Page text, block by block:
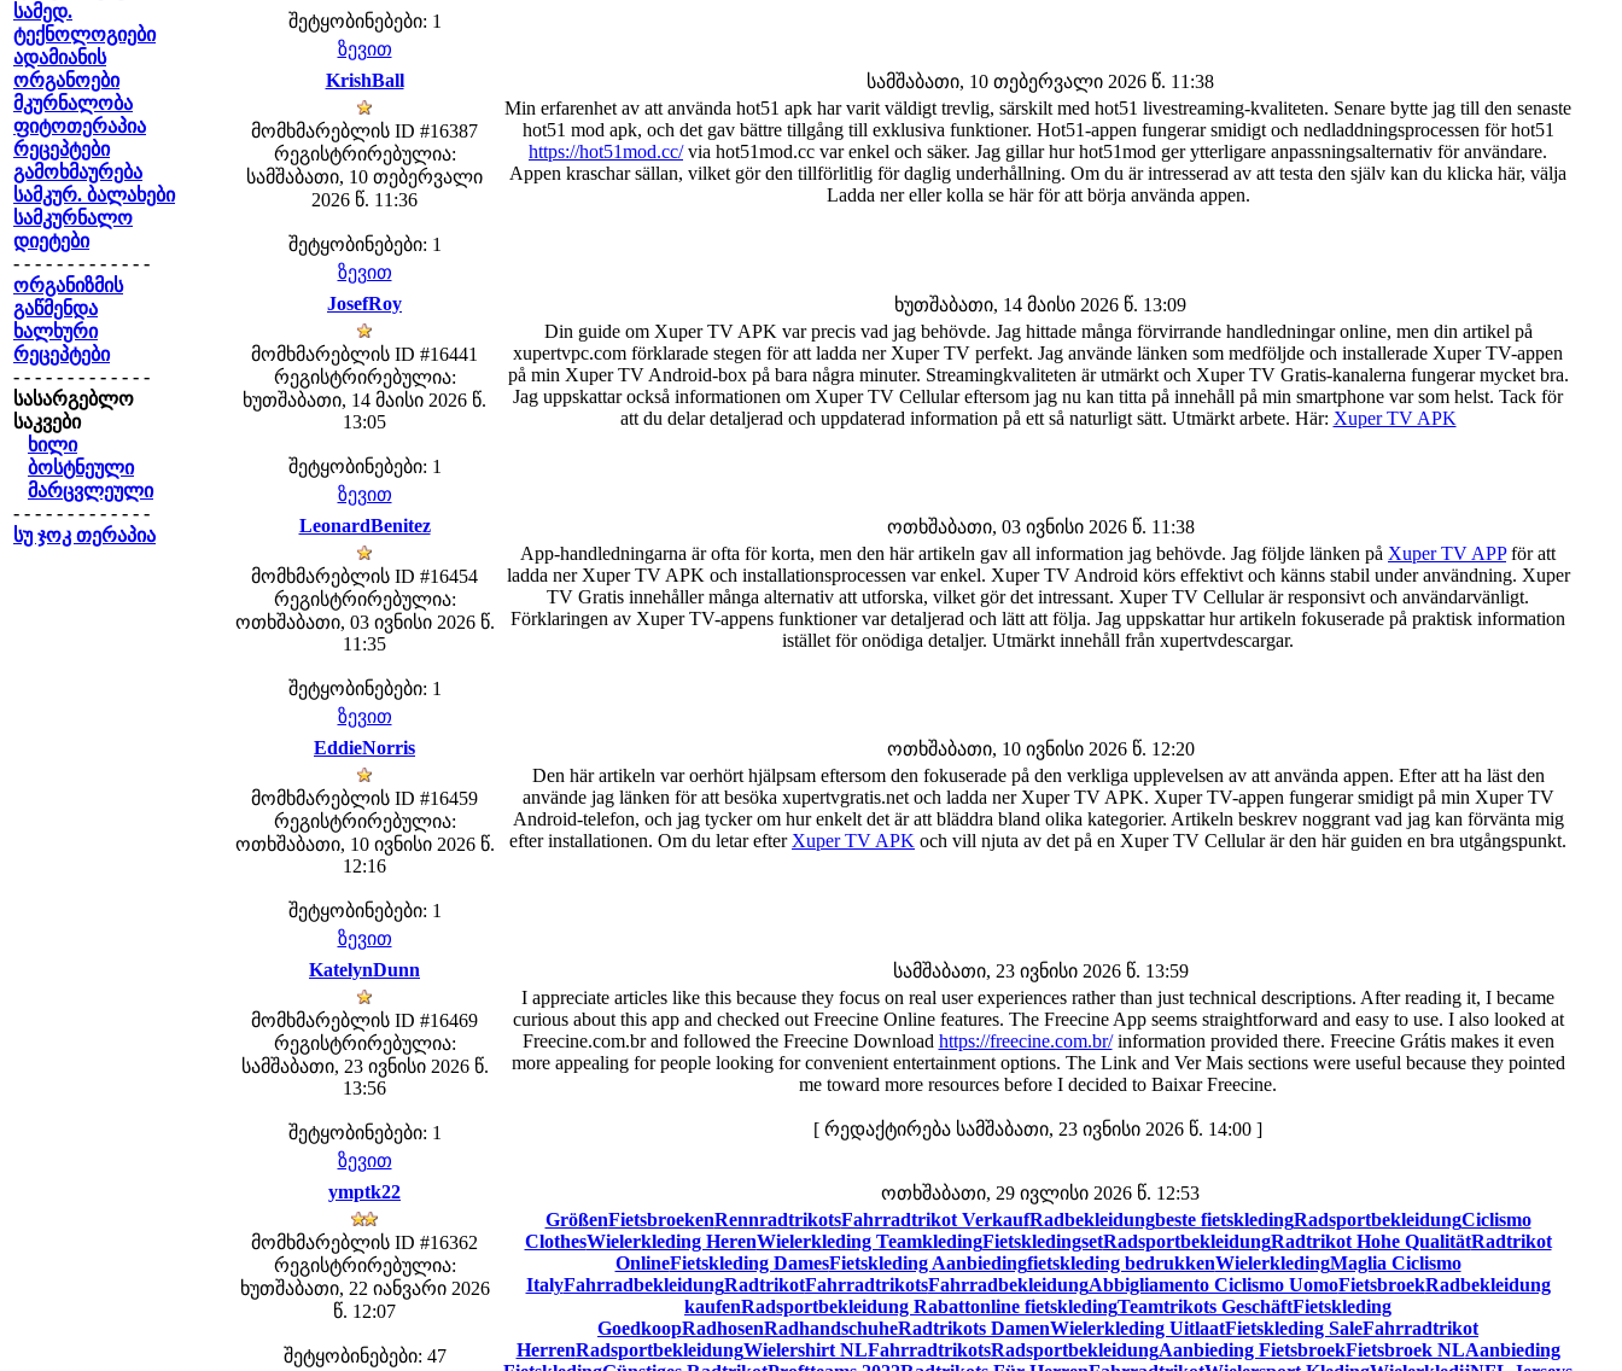
სამედ.
ტექნოლოგიები
ადამიანის
ორგანოები
მკურნალობა
ფიტოთერაპია
რეცეპტები
გამოხმაურება
სამკურ. ბალახები
სამკურნალო
დიეტები
- - - - - - - - - - - - -
ორგანიზმის
გაწმენდა
ხალხური
რეცეპტები
- - - - - - - - - - - - -
სასარგებლო
საკვები
ხილი
ბოსტნეული
მარცვლეული
- - - - - - - - - - - - -
სუ ჯოკ თერაპია
შეტყობინებები: 1
ზევით
KrishBall
სამშაბათი, 10 თებერვალი 2026 წ. 11:38
მომხმარებლის ID #16387
რეგისტრირებულია:
სამშაბათი, 10 თებერვალი
2026 წ. 11:36
შეტყობინებები: 1
Min erfarenhet av att använda hot51 apk har varit väldigt trevlig, särskilt med hot51 livestreaming-kvaliteten. Senare bytte jag till den senaste
hot51 mod apk, och det gav bättre tillgång till exklusiva funktioner. Hot51-appen fungerar smidigt och nedladdningsprocessen för hot51
https://hot51mod.cc/via hot51mod.cc var enkel och säker. Jag gillar hur hot51mod ger ytterligare anpassningsalternativ för användare.
Appen kraschar sällan, vilket gör den tillförlitlig för daglig underhållning. Om du är intresserad av att testa den själv kan du klicka här, välja
Ladda ner eller kolla se här för att börja använda appen.
ზევით
JosefRoy
ხუთშაბათი, 14 მაისი 2026 წ. 13:09
მომხმარებლის ID #16441
რეგისტრირებულია:
ხუთშაბათი, 14 მაისი 2026 წ.
13:05
შეტყობინებები: 1
Din guide om Xuper TV APK var precis vad jag behövde. Jag hittade många förvirrande handledningar online, men din artikel på
xupertvpc.com förklarade stegen för att ladda ner Xuper TV perfekt. Jag använde länken som medföljde och installerade Xuper TV-appen
på min Xuper TV Android-box på bara några minuter. Streamingkvaliteten är utmärkt och Xuper TV Gratis-kanalerna fungerar mycket bra.
Jag uppskattar också informationen om Xuper TV Cellular eftersom jag nu kan titta på innehåll på min smartphone var som helst. Tack för
att du delar detaljerad och uppdaterad information på ett så naturligt sätt. Utmärkt arbete. Här: Xuper TV APK
ზევით
LeonardBenitez
ოთხშაბათი, 03 ივნისი 2026 წ. 11:38
მომხმარებლის ID #16454
რეგისტრირებულია:
ოთხშაბათი, 03 ივნისი 2026 წ.
11:35
შეტყობინებები: 1
App-handledningarna är ofta för korta, men den här artikeln gav all information jag behövde. Jag följde länken på Xuper TV APPför att
ladda ner Xuper TV APK och installationsprocessen var enkel. Xuper TV Android körs effektivt och känns stabil under användning. Xuper
TV Gratis innehåller många alternativ att utforska, vilket gör det intressant. Xuper TV Cellular är responsivt och användarvänligt.
Förklaringen av Xuper TV-appens funktioner var detaljerad och lätt att följa. Jag uppskattar hur artikeln fokuserade på praktisk information
istället för onödiga detaljer. Utmärkt innehåll från xupertvdescargar.
ზევით
EddieNorris
ოთხშაბათი, 10 ივნისი 2026 წ. 12:20
მომხმარებლის ID #16459
რეგისტრირებულია:
ოთხშაბათი, 10 ივნისი 2026 წ.
12:16
შეტყობინებები: 1
Den här artikeln var oerhört hjälpsam eftersom den fokuserade på den verkliga upplevelsen av att använda appen. Efter att ha läst den
använde jag länken för att besöka xupertvgratis.net och ladda ner Xuper TV APK. Xuper TV-appen fungerar smidigt på min Xuper TV
Android-telefon, och jag tycker om hur enkelt det är att bläddra bland olika kategorier. Artikeln beskrev noggrant vad jag kan förvänta mig
efter installationen. Om du letar efter Xuper TV APK och vill njuta av det på en Xuper TV Cellular är den här guiden en bra utgångspunkt.
ზევით
KatelynDunn
სამშაბათი, 23 ივნისი 2026 წ. 13:59
მომხმარებლის ID #16469
რეგისტრირებულია:
სამშაბათი, 23 ივნისი 2026 წ.
13:56
შეტყობინებები: 1
I appreciate articles like this because they focus on real user experiences rather than just technical descriptions. After reading it, I became
curious about this app and checked out Freecine Online features. The Freecine App seems straightforward and easy to use. I also looked at
Freecine.com.br and followed the Freecine Download https://freecine.com.br/information provided there. Freecine Grátis makes it even
more appealing for people looking for convenient entertainment options. The Link and Ver Mais sections were useful because they pointed
me toward more resources before I decided to Baixar Freecine.
[ რედაქტირება სამშაბათი, 23 ივნისი 2026 წ. 14:00 ]
ზევით
ymptk22
ოთხშაბათი, 29 ივლისი 2026 წ. 12:53
მომხმარებლის ID #16362
რეგისტრირებულია:
ხუთშაბათი, 22 იანვარი 2026
წ. 12:07
შეტყობინებები: 47
GrößenFietsbroekenRennradtrikotsFahrradtrikot VerkaufRadbekleidungbeste fietskledingRadsportbekleidungCiclismo
ClothesWielerkleding HerenWielerkleding TeamkledingFietskledingsetRadsportbekleidungRadtrikot Hohe QualitätRadtrikot
OnlineFietskleding DamesFietskleding Aanbiedingfietskleding bedrukkenWielerkledingMaglia Ciclismo
ItalyFahrradbekleidungRadtrikotFahrradtrikotsFahrradbekleidungAbbigliamento Ciclismo UomoFietsbroekRadbekleidung
kaufenRadsportbekleidung Rabattonline fietskledingTeamtrikots GeschäftFietskleding
GoedkoopRadhosenRadhandschuheRadtrikots DamenWielerkleding UitlaatFietskleding SaleFahrradtrikot
HerrenRadsportbekleidungWielershirt NLFahrradtrikotsRadsportbekleidungAanbieding FietsbroekFietsbroek NLAanbieding